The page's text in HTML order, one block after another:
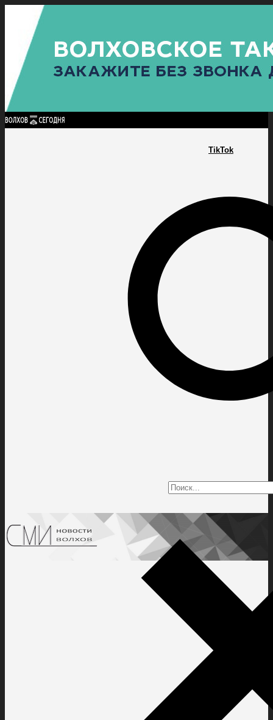
TikTok
Найти:
ГЛАВНАЯ ПОЛИТИКАПРОИСШЕСТВИЯ ПРОКУРАТУРАСПОРТ
ПОЛИТИКА
КУЛЬТУРА
ПОСЕЛЕНИЯ